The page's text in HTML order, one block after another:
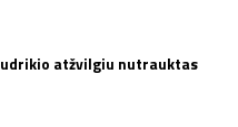
atžvilgiu nutrauktas